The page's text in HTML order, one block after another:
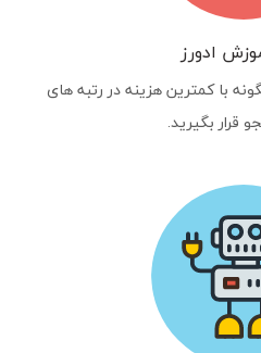
ادورز
با کمترین هزینه در رتبه های
قرار بگیرید.